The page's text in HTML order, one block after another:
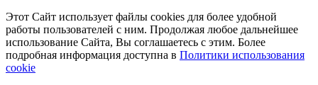
Этот Сайт использует файлы cookies для более удобной
работы пользователей с ним. Продолжая любое дальнейшее
использование Сайта, Вы соглашаетесь с этим. Более
подробная информация доступна в Политики использования
cookie